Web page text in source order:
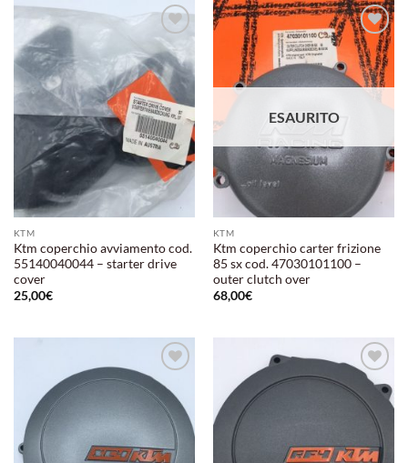
Aggiungi
alla lista
dei
desideri
KTM
Ktm coperchio avviamento cod.
55140040044 – starter drive
cover
25,00€
Aggiungi
alla lista
dei
desideri
ESAURITO
KTM
Ktm coperchio carter frizione
85 sx cod. 47030101100 –
outer clutch over
68,00€
Aggiungi
alla lista
dei
desideri
Aggiungi
alla lista
dei
desideri